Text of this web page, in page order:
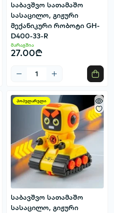
საბავშვო სათამაშო
სასაცილო, გიჟური
მექანიკური რობოტი GH-
D400-33-R
მარაგშია
27.00₾
პოპულარული
საბავშვო სათამაშო
სასაცილო, გიჟური